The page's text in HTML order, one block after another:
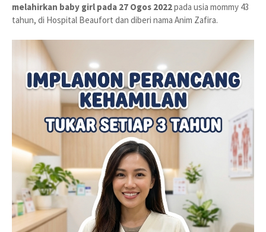
melahirkan baby girl pada 27 Ogos 2022pada usia mommy 43
tahun, di Hospital Beaufort dan diberi nama Anim Zafira.